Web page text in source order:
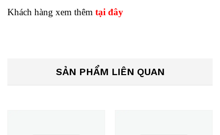
Khách hàng xem thêm tại đây
SẢN PHẨM LIÊN QUAN